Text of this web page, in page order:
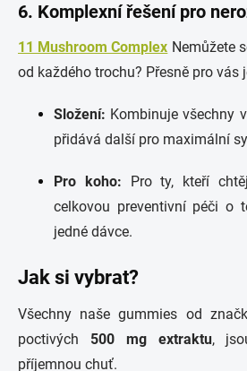
6. Komplexní řešení pro
11 Mushroom Complex Nemůžete
od každého trochu? Přesně pro vás
Složení: Kombinuje všechny
přidává další pro maximální
Pro koho: Pro ty, kteří
celkovou preventivní péči o
jedné dávce.
Jak si vybrat?
Všechny naše gummies od
poctivých 500 mg extraktu,
příjemnou chuť.